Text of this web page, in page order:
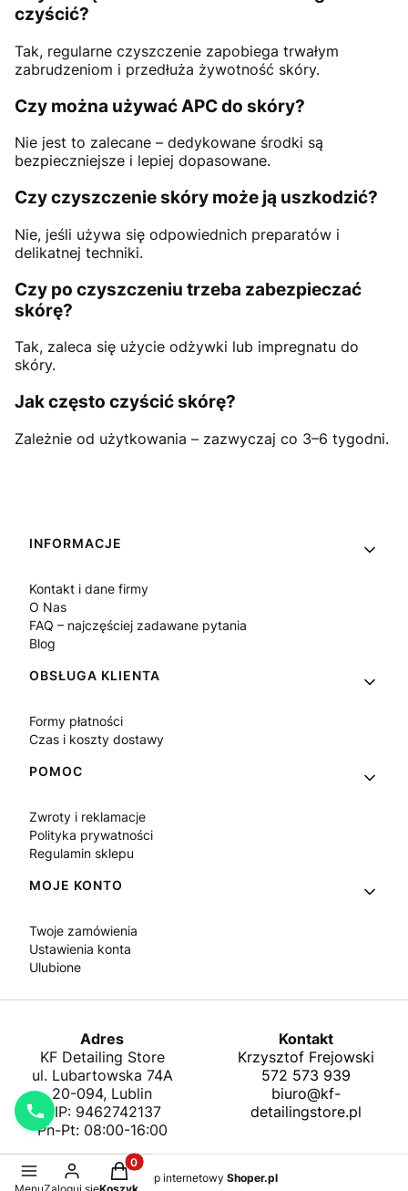
czyścić?
Tak, regularne czyszczenie zapobiega trwałym
zabrudzeniom i przedłuża żywotność skóry.
Czy można używać APC do skóry?
Nie jest to zalecane – dedykowane środki są
bezpieczniejsze i lepiej dopasowane.
Czy czyszczenie skóry może ją uszkodzić?
Nie, jeśli używa się odpowiednich preparatów i
delikatnej techniki.
Czy po czyszczeniu trzeba zabezpieczać
skórę?
Tak, zaleca się użycie odżywki lub impregnatu do
skóry.
Jak często czyścić skórę?
Zależnie od użytkowania – zazwyczaj co 3–6 tygodni.
Linki w stopce
INFORMACJE
Kontakt i dane firmy
O Nas
FAQ – najczęściej zadawane pytania
Blog
OBSŁUGA KLIENTA
Formy płatności
Czas i koszty dostawy
POMOC
Zwroty i reklamacje
Polityka prywatności
Regulamin sklepu
MOJE KONTO
Twoje zamówienia
Ustawienia konta
Ulubione
Adres
KF Detailing Store
ul. Lubartowska 74A
20-094, Lublin
NIP: 9462742137
Pn-Pt: 08:00-16:00
Kontakt
Krzysztof Frejowski
572 573 939
biuro@kf-
detailingstore.pl
Sklep internetowy Shoper.pl
Produkty w koszyku: 0. Zobacz szczegóły